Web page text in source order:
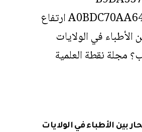
الأطباء في الولايات